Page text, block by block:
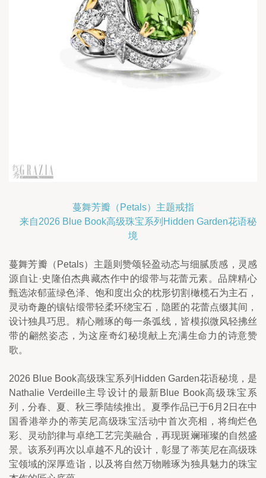
蔓舞芳瓣（Petals）主题戒指
来自2026 Blue Book高级珠宝系列Hidden Garden花语秘
境
蔓舞芳瓣（Petals）主题则赞颂轻盈动态与细腻质感，灵感
源自让·史隆伯杰典藏杰作中的缎带与花蕾元素。品牌精心
甄选浓郁蓝绿色泽、饱和度出众的枕形切割橄榄石为主石，
灵动奇趣的镶钻缎带轻柔环绕宝石，隐匿的花蕾点缀其间，
设计独具巧思。精心雕琢的每一条弧线，皆模拟微风轻拂丝
带的翩然姿态，为这座奇幻秘境献上充满生命力的诗意赞
歌。
2026 Blue Book高级珠宝系列Hidden Garden花语秘境，是
Nathalie Verdeille主导设计的最新Blue Book高级珠宝系
列，分春、夏、秋三季陆续推出。夏季作品已于6月2日在中
国香港举办的蒂芙尼高级珠宝活动中首次亮相，将绚烂色
彩、灵动韵律与卓绝工艺完美融合，再现斑斓璀璨的自然盛
景。该系列再次以卓越不凡的设计，彰显了蒂芙尼在高级珠
宝领域的深厚造诣，以及将自然万物雕琢为独具魅力的珠宝